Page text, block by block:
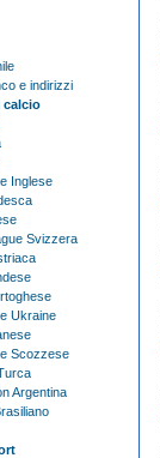
e indirizzi
calcio
Inglese
Svizzera
Ukraine
Scozzese
Argentina